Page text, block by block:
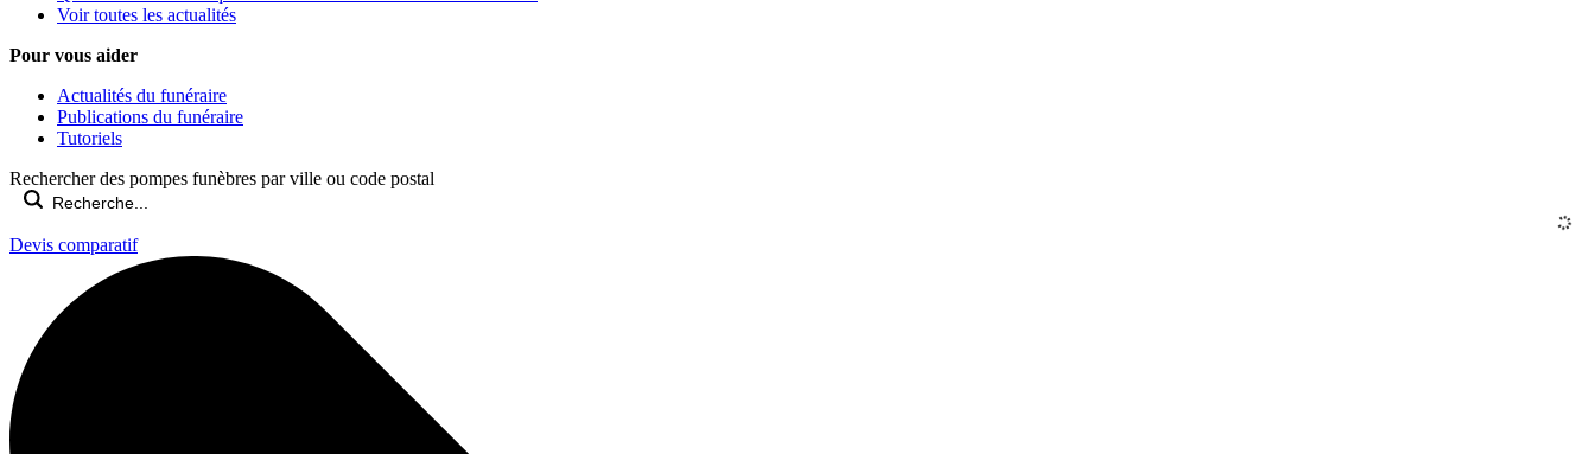
Voir toutes les actualités
Pour vous aider
Actualités du funéraire
Publications du funéraire
Tutoriels
Rechercher des pompes funèbres par ville ou code postal
Devis comparatif